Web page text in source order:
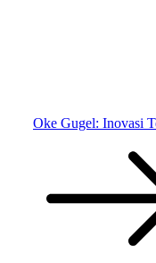
Oke Gugel: Inovasi